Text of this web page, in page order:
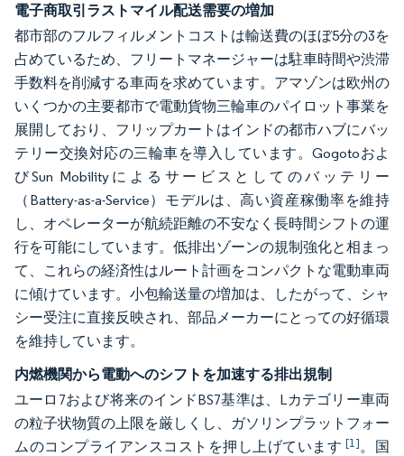
電子商取引ラストマイル配送需要の増加
都市部のフルフィルメントコストは輸送費のほぼ5分の3を
占めているため、フリートマネージャーは駐車時間や渋滞
手数料を削減する車両を求めています。アマゾンは欧州の
いくつかの主要都市で電動貨物三輪車のパイロット事業を
展開しており、フリップカートはインドの都市ハブにバッ
テリー交換対応の三輪車を導入しています。Gogotoおよ
びSun Mobilityによるサービスとしてのバッテリー
（Battery-as-a-Service）モデルは、高い資産稼働率を維持
し、オペレーターが航続距離の不安なく長時間シフトの運
行を可能にしています。低排出ゾーンの規制強化と相まっ
て、これらの経済性はルート計画をコンパクトな電動車両
に傾けています。小包輸送量の増加は、したがって、シャ
シー受注に直接反映され、部品メーカーにとっての好循環
を維持しています。
内燃機関から電動へのシフトを加速する排出規制
ユーロ7および将来のインドBS7基準は、Lカテゴリー車両
の粒子状物質の上限を厳しくし、ガソリンプラットフォー
ムのコンプライアンスコストを押し上げています [1]。国